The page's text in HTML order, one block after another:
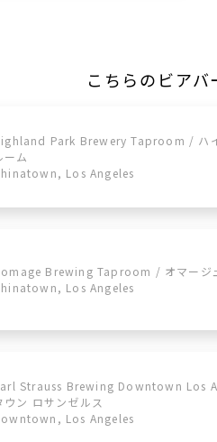
こちらのビアバ
Park Brewery Taproom / ハ
ーム
Los Angeles
Brewing Taproom / オマージ
Los Angeles
Strauss Brewing Downtown Los
ウン ロサンゼルス
Los Angeles